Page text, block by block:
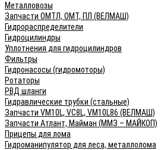
Металловозы
Запчасти ОМТЛ, ОМТ, ПЛ (ВЕЛМАШ)
Гидрораспределители
Гидроцилиндры
Уплотнения для гидроцилиндров
Фильтры
Гидронасосы (гидромоторы)
Ротаторы
РВД шланги
Гидравлические трубки (стальные)
Запчасти VM10L, VC8L, VM10L86 (ВЕЛМАШ)
Запчасти Атлант, Майман (ММЗ – МАЙКОП)
Прицепы для лома
Гидроманипулятор для леса, металлолома